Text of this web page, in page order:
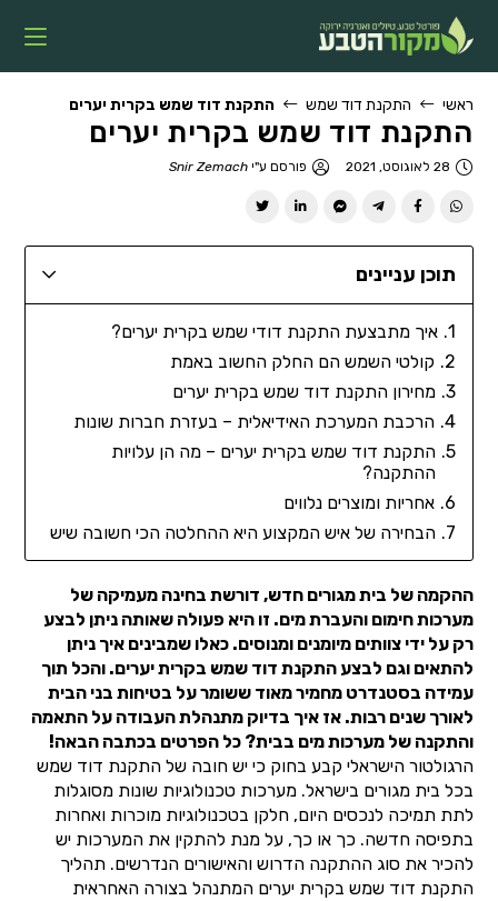
ראשי התקנת דוד שמש התקנת דוד שמש בקרית יערים
התקנת דוד שמש בקרית יערים
28 לאוגוסט, 2021 פורסם ע"יSnir Zemach
תוכן עניינים
איך מתבצעת התקנת דודי שמש בקרית יערים?
קולטי השמש הם החלק החשוב באמת
מחירון התקנת דוד שמש בקרית יערים
הרכבת המערכת האידיאלית – בעזרת חברות שונות
התקנת דוד שמש בקרית יערים – מה הן עלויות
ההתקנה?
אחריות ומוצרים נלווים
הבחירה של איש המקצוע היא ההחלטה הכי חשובה שיש
ההקמה של בית מגורים חדש, דורשת בחינה מעמיקה של
מערכות חימום והעברת מים. זו היא פעולה שאותה ניתן לבצע
רק על ידי צוותים מיומנים ומנוסים. כאלו שמבינים איך ניתן
להתאים וגם לבצע התקנת דוד שמש בקרית יערים. והכל תוך
עמידה בסטנדרט מחמיר מאוד ששומר על בטיחות בני הבית
לאורך שנים רבות. אז איך בדיוק מתנהלת העבודה על התאמה
והתקנה של מערכות מים בבית? כל הפרטים בכתבה הבאה!
הרגולטור הישראלי קבע בחוק כי יש חובה של התקנת דוד שמש
בכל בית מגורים בישראל. מערכות טכנולוגיות שונות מסוגלות
לתת תמיכה לנכסים היום, חלקן בטכנולוגיות מוכרות ואחרות
בתפיסה חדשה. כך או כך, על מנת להתקין את המערכות יש
להכיר את סוג ההתקנה הדרוש והאישורים הנדרשים. תהליך
התקנת דוד שמש בקרית יערים המתנהל בצורה האחראית